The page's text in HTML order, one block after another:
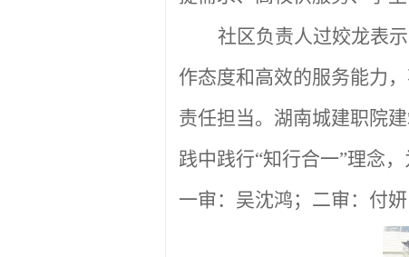
社区负责人过姣龙表
作态度和高效的服务能力
责任担当。湖南城建职院
践中践行“知行合一”理念
一审：吴沈鸿；二审：付